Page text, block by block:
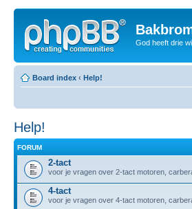
God heeft drie
Board index ‹ Help!
Help!
FORUM
2-tact
voor je vragen over 2-tact motoren,
4-tact
voor je vragen over 4-tact motoren,